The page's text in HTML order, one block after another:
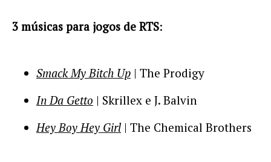
3 músicas para jogos de RTS:
Smack My Bitch Up | The Prodigy
In Da Getto | Skrillex e J. Balvin
Hey Boy Hey Girl | The Chemical Brothers